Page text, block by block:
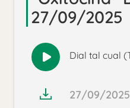
27/09/2025
Reproducir
audio
Dial tal cual
27/09/2025